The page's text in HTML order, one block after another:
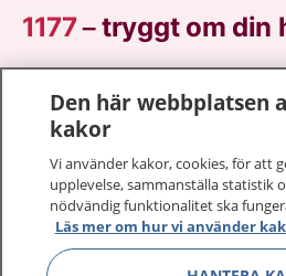
1177–tryggt om din
sjukdomar och vilka
Logga in för att läsa din journal
vårdärenden. Ring
sjukvårdsrådgivning dygnet
1177 ger dig råd när du vill må
Den här webbplatsen
kakor
Vi använder kakor, cookies, för att
upplevelse, sammanställa statistik
nödvändig funktionalitet ska
Läs mer om hur vi använder